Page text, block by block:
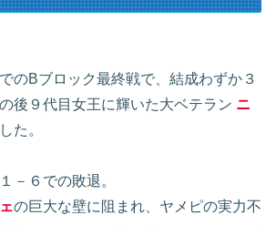
のBブロック最終戦で、結成わずか３
後９代目女王に輝いた大ベテラン ニ
た。
－６での敗退。
の巨大な壁に阻まれ、ヤメピの実力不